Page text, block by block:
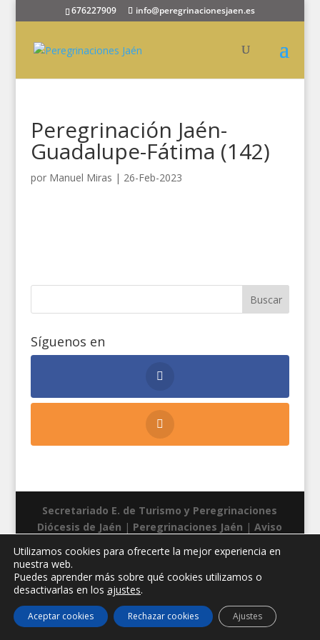
676227909 info@peregrinacionesjaen.es
Peregrinación Jaén-
Guadalupe-Fátima (142)
por Manuel Miras | 26-Feb-2023
Síguenos en
Secretariado E. de Turismo y Peregrinaciones
Diócesis de Jaén | Peregrinaciones Jaén |Aviso
Utilizamos cookies para ofrecerte la mejor experiencia en
nuestra web.
Puedes aprender más sobre qué cookies utilizamos o
desactivarlas en los ajustes.
Aceptar cookies Rechazar cookies Ajustes